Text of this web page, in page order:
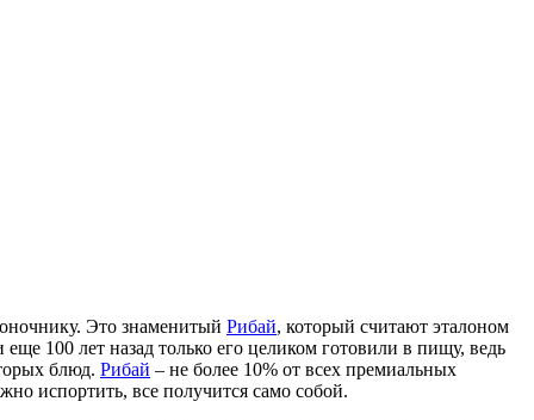
Это знаменитый Рибай, который считают эталоном
100 лет назад только его целиком готовили в пищу, ведь
блюд. Рибай – не более 10% от всех премиальных
испортить, все получится само собой.